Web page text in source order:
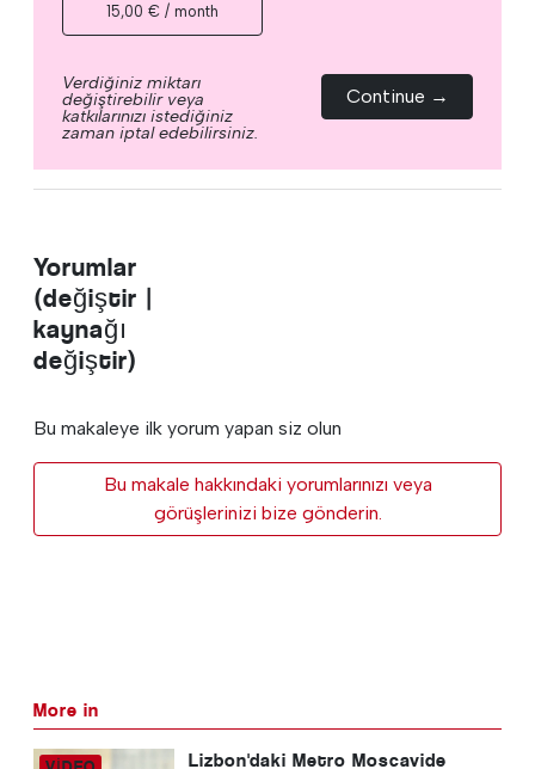
15,00 € / month
Verdiğiniz miktarı
değiştirebilir veya
katkılarınızı istediğiniz
zaman iptal edebilirsiniz.
Continue →
Yorumlar
(değiştir |
kaynağı
değiştir)
Bu makaleye ilk yorum yapan siz olun
Bu makale hakkındaki yorumlarınızı veya
görüşlerinizi bize gönderin.
More in
Lizbon'daki Metro Moscavide